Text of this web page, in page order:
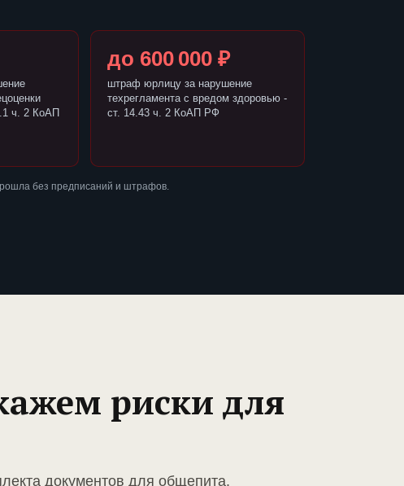
ч. 2 КоАП
до 600 000 ₽
штраф юрлицу за нарушение
техрегламента с вредом здоровью -
ст. 14.43 ч. 2 КоАП РФ
без предписаний и штрафов.
риски для
документов для общепита.